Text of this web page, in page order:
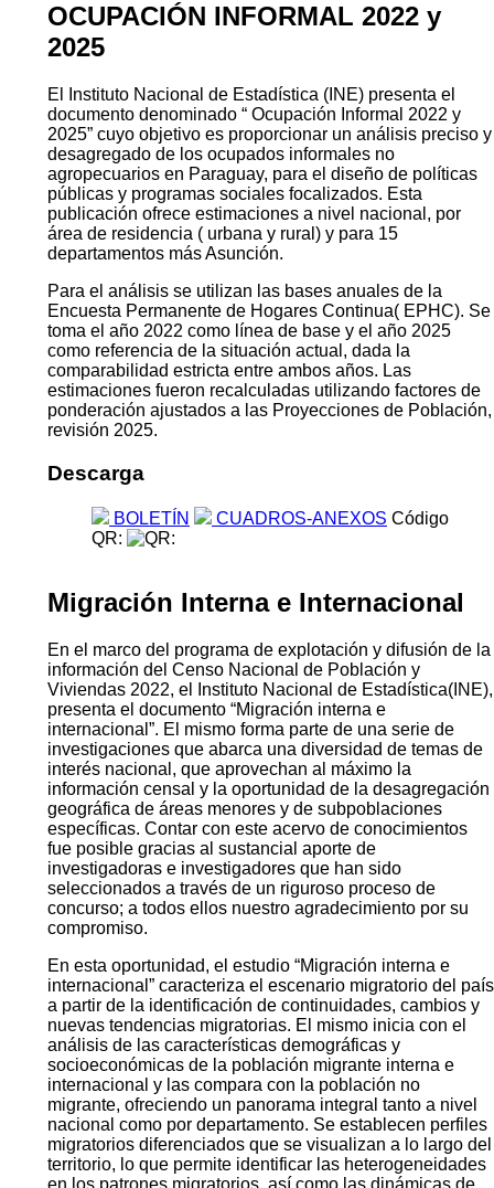
OCUPACIÓN INFORMAL 2022 y
2025
El Instituto Nacional de Estadística (INE) presenta el
documento denominado “ Ocupación Informal 2022 y
2025” cuyo objetivo es proporcionar un análisis preciso y
desagregado de los ocupados informales no
agropecuarios en Paraguay, para el diseño de políticas
públicas y programas sociales focalizados. Esta
publicación ofrece estimaciones a nivel nacional, por
área de residencia ( urbana y rural) y para 15
departamentos más Asunción.
Para el análisis se utilizan las bases anuales de la
Encuesta Permanente de Hogares Continua( EPHC). Se
toma el año 2022 como línea de base y el año 2025
como referencia de la situación actual, dada la
comparabilidad estricta entre ambos años. Las
estimaciones fueron recalculadas utilizando factores de
ponderación ajustados a las Proyecciones de Población,
revisión 2025.
Descarga
BOLETÍN CUADROS-ANEXOS Código
QR:
Migración Interna e Internacional
En el marco del programa de explotación y difusión de la
información del Censo Nacional de Población y
Viviendas 2022, el Instituto Nacional de Estadística(INE),
presenta el documento “Migración interna e
internacional”. El mismo forma parte de una serie de
investigaciones que abarca una diversidad de temas de
interés nacional, que aprovechan al máximo la
información censal y la oportunidad de la desagregación
geográfica de áreas menores y de subpoblaciones
específicas. Contar con este acervo de conocimientos
fue posible gracias al sustancial aporte de
investigadoras e investigadores que han sido
seleccionados a través de un riguroso proceso de
concurso; a todos ellos nuestro agradecimiento por su
compromiso.
En esta oportunidad, el estudio “Migración interna e
internacional” caracteriza el escenario migratorio del país
a partir de la identificación de continuidades, cambios y
nuevas tendencias migratorias. El mismo inicia con el
análisis de las características demográficas y
socioeconómicas de la población migrante interna e
internacional y las compara con la población no
migrante, ofreciendo un panorama integral tanto a nivel
nacional como por departamento. Se establecen perfiles
migratorios diferenciados que se visualizan a lo largo del
territorio, lo que permite identificar las heterogeneidades